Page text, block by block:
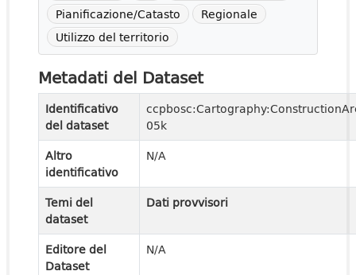
Pianificazione/Catasto
Regionale
Utilizzo del territorio
Metadati del Dataset
Identificativo
del dataset
05k
Altro
identificativo
N/A
Temi del
dataset
Dati provvisori
Editore del
Dataset
N/A